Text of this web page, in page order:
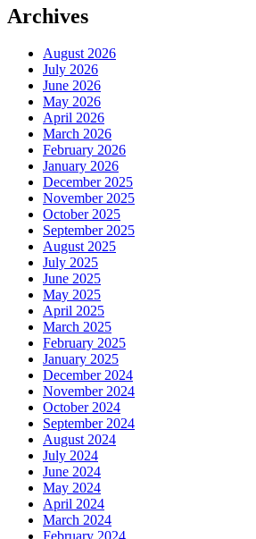
Archives
August 2026
July 2026
June 2026
May 2026
April 2026
March 2026
February 2026
January 2026
December 2025
November 2025
October 2025
September 2025
August 2025
July 2025
June 2025
May 2025
April 2025
March 2025
February 2025
January 2025
December 2024
November 2024
October 2024
September 2024
August 2024
July 2024
June 2024
May 2024
April 2024
March 2024